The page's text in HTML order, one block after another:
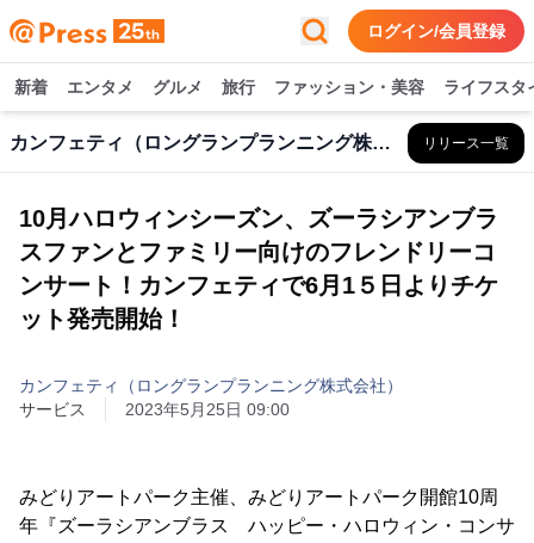
ログイン/会員登録
新着 エンタメ グルメ 旅行 ファッション・美容 ライフスタ
カンフェティ（ロングランプランニング株式会社） リリース一覧
10月ハロウィンシーズン、ズーラシアンブラ
スファンとファミリー向けのフレンドリーコ
ンサート！カンフェティで6月1５日よりチケ
ット発売開始！
カンフェティ（ロングランプランニング株式会社）
サービス
2023年5月25日 09:00
みどりアートパーク主催、みどりアートパーク開館10周
年『ズーラシアンブラス ハッピー・ハロウィン・コンサ